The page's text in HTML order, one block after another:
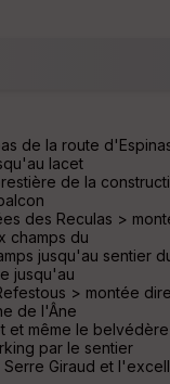
de la route
lacet
de la
des Reculas >
champs du
jusqu'au sentier
jusqu'au
> montée
de l'Âne
et même le
par le sentier
Giraud et